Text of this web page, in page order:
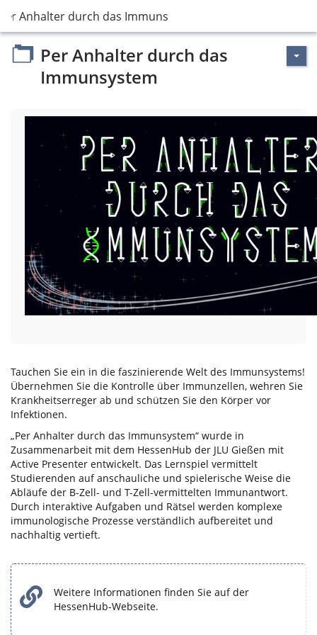
Anhalter durch das Immunsystem
Per Anhalter durch das
Immunsystem
Tauchen Sie ein in die faszinierende Welt des Immunsystems!
Übernehmen Sie die Kontrolle über Immunzellen, wehren Sie
Krankheitserreger ab und schützen Sie den Körper vor
Infektionen.
„Per Anhalter durch das Immunsystem“ wurde in
Zusammenarbeit mit dem HessenHub der JLU Gießen mit
Active Presenter entwickelt. Das Lernspiel vermittelt
Studierenden auf anschauliche und spielerische Weise die
Abläufe der B-Zell- und T-Zell-vermittelten Immunantwort.
Durch interaktive Aufgaben und Rätsel werden komplexe
immunologische Prozesse verständlich aufbereitet und
nachhaltig vertieft.
Weitere Informationen finden Sie auf der
HessenHub-Webseite.